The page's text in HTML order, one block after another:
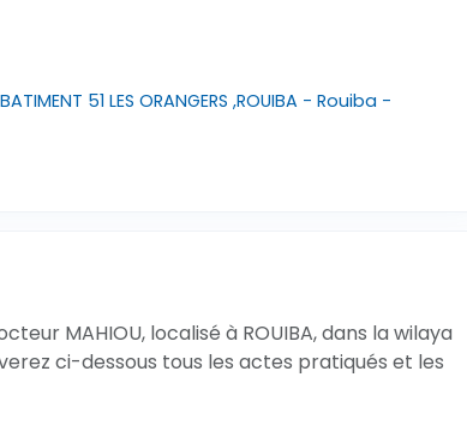
51 LES ORANGERS ,ROUIBA - Rouiba -
MAHIOU, localisé à ROUIBA, dans la wilaya
ci-dessous tous les actes pratiqués et les